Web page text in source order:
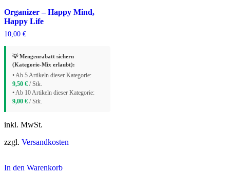
Organizer – Happy Mind,
Happy Life
10,00 €
💡 Mengenrabatt sichern
(Kategorie-Mix erlaubt):
• Ab 5 Artikeln dieser Kategorie:
9,50 € / Stk.
• Ab 10 Artikeln dieser Kategorie:
9,00 € / Stk.
inkl. MwSt.
zzgl. Versandkosten
In den Warenkorb